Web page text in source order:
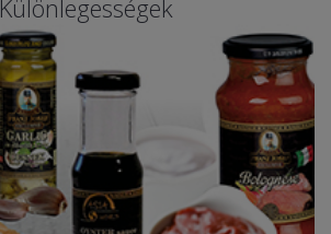
Különlegességek